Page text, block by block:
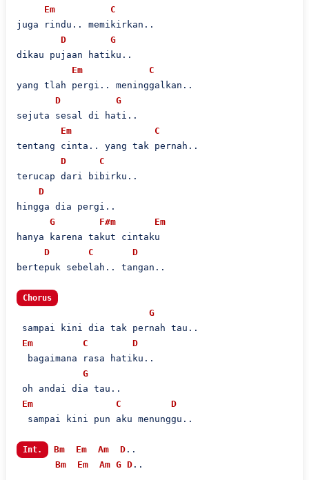
Em
C
juga rindu.. memikirkan..
D
G
dikau pujaan hatiku..
Em
C
yang tlah pergi.. meninggalkan..
D
G
sejuta sesal di hati..
Em
C
tentang cinta.. yang tak pernah..
D
C
terucap dari bibirku..
D
hingga dia pergi..
G
F#m
Em
hanya karena takut cintaku
D
C
D
bertepuk sebelah.. tangan..
Chorus
G
sampai kini dia tak pernah tau..
Em
C
D
  bagaimana rasa hatiku..
G
oh andai dia tau..
Em
C
D
  sampai kini pun aku menunggu..
Int. Bm Em Am D..
Bm
Em Am G D..